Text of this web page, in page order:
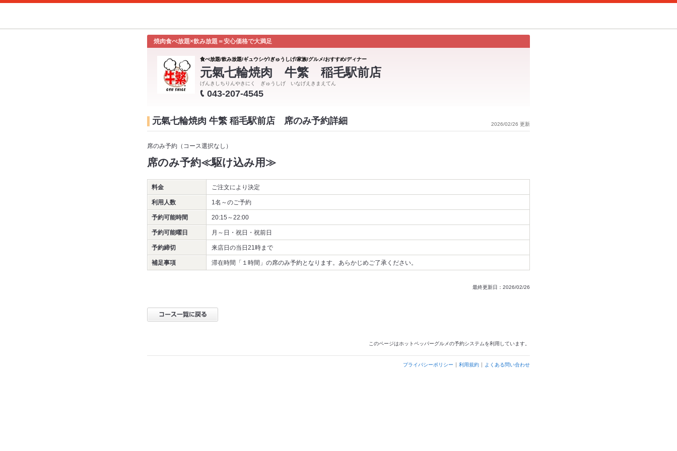
焼肉食べ放題×飲み放題＝安心価格で大満足
食べ放題/飲み放題/ギュウシゲ/ぎゅうしげ/家族/グルメ/おすすめ/ディナー
元氣七輪焼肉 牛繁 稲毛駅前店
げんきしちりんやきにく ぎゅうしげ いなげえきまえてん
043-207-4545
2026/02/26 更新
元氣七輪焼肉 牛繁 稲毛駅前店 席のみ予約詳細
席のみ予約（コース選択なし）
席のみ予約≪駆け込み用≫
料金 ご注文により決定
利用人数 1名～のご予約
予約可能時間 20:15～22:00
予約可能曜日 月～日・祝日・祝前日
予約締切 来店日の当日21時まで
補足事項 滞在時間「１時間」の席のみ予約となります。あらかじめご了承ください。
最終更新日：2026/02/26
このページはホットペッパーグルメの予約システムを利用しています。
プライバシーポリシー 利用規約 よくある問い合わせ